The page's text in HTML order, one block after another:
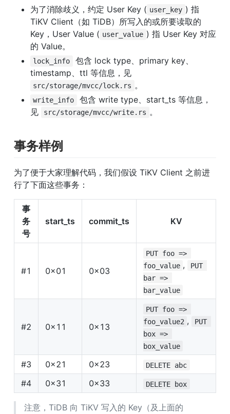
为了消除歧义，约定 User Key ( user_key ) 指
TiKV Client（如 TiDB）所写入的或所要读取的
Key，User Value ( user_value ) 指 User Key 对应
的 Value。
lock_info
包含 lock type、primary key、
timestamp、ttl 等信息，见
src/storage/mvcc/lock.rs 。
write_info
包含 write type、start_ts 等信息，
见
src/storage/mvcc/write.rs 。
事务样例
为了便于大家理解代码，我们假设 TiKV Client 之前进
行了下面这些事务：
事
务
号
start_ts commit_ts KV
#1 0x01 0x03
PUT foo =>
foo_value ,
PUT
bar =>
bar_value
#2 0x11 0x13
PUT foo =>
foo_value2 ,
PUT
box =>
box_value
#3 0x21 0x23 DELETE abc
#4 0x31 0x33 DELETE box
注意，TiDB 向 TiKV 写入的 Key（及上面的